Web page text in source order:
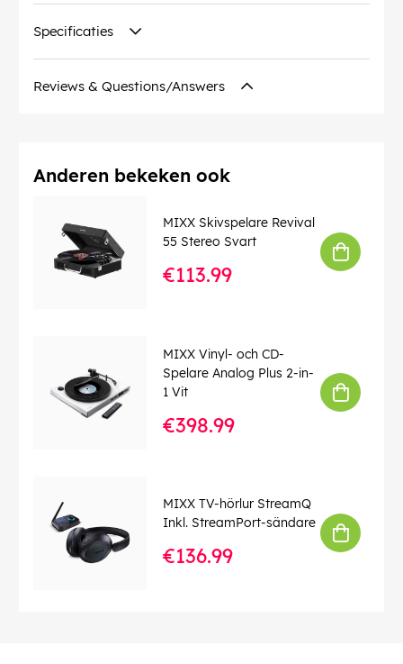
Specificaties
Reviews & Questions/Answers
Anderen bekeken ook
MIXX Skivspelare Revival
55 Stereo Svart
€113.99
MIXX Vinyl- och CD-
Spelare Analog Plus 2-in-
1 Vit
€398.99
MIXX TV-hörlur StreamQ
Inkl. StreamPort-sändare
€136.99